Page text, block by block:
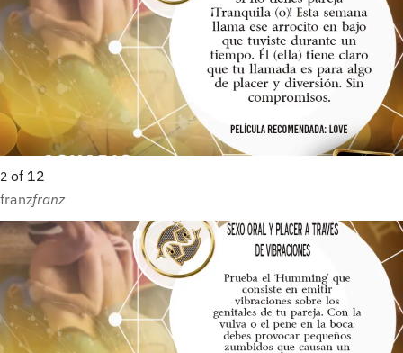
2 of 12
franzfranz